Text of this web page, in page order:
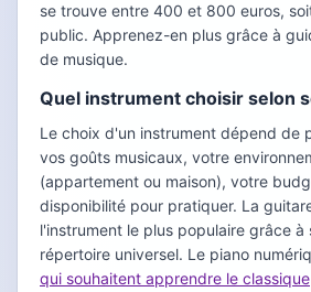
se trouve entre 400 et 800 euros,
public. Apprenez-en plus grâce à
de musique.
Quel instrument choisir selon
Le choix d'un instrument dépend de
vos goûts musicaux, votre
(appartement ou maison), votre
disponibilité pour pratiquer. La
l'instrument le plus populaire grâce à
répertoire universel. Le piano
qui souhaitent apprendre le classique